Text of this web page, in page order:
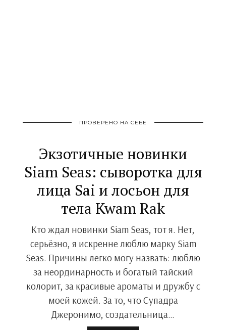
ПРОВЕРЕНО НА СЕБЕ
Экзотичные новинки
Siam Seas: сыворотка для
лица Sai и лосьон для
тела Kwam Rak
Кто ждал новинки Siam Seas, тот я. Нет,
серьёзно, я искренне люблю марку Siam
Seas. Причины легко могу назвать: люблю
за неординарность и богатый тайский
колорит, за красивые ароматы и дружбу с
моей кожей. За то, что Супадра
Джеронимо, создательница…